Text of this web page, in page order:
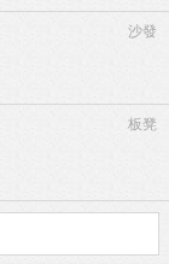
沙發
板凳